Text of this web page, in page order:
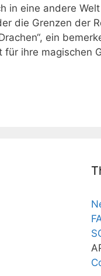
in eine andere
die Grenzen der
ein
für ihre magischen